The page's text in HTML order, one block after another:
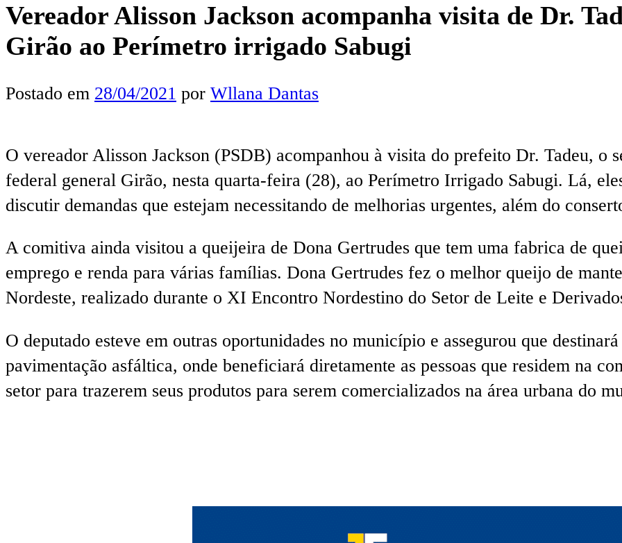
Vereador Alisson Jackson acompanha visita de Dr.
Girão ao Perímetro irrigado Sabugi
Postado em 28/04/2021 por Wllana Dantas
O vereador Alisson Jackson (PSDB) acompanhou à visita do prefeito Dr. Tadeu, o
federal general Girão, nesta quarta-feira (28), ao Perímetro Irrigado Sabugi. Lá,
discutir demandas que estejam necessitando de melhorias urgentes, além do
A comitiva ainda visitou a queijeira de Dona Gertrudes que tem uma fabrica de
emprego e renda para várias famílias. Dona Gertrudes fez o melhor queijo de
Nordeste, realizado durante o XI Encontro Nordestino do Setor de Leite e
O deputado esteve em outras oportunidades no município e assegurou que
pavimentação asfáltica, onde beneficiará diretamente as pessoas que residem na
setor para trazerem seus produtos para serem comercializados na área urbana do